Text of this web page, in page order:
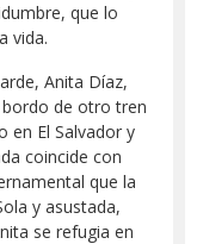
que lo
vida.
Anita Díaz,
de otro tren
en El Salvador y
coincide con
que la
y asustada,
se refugia en